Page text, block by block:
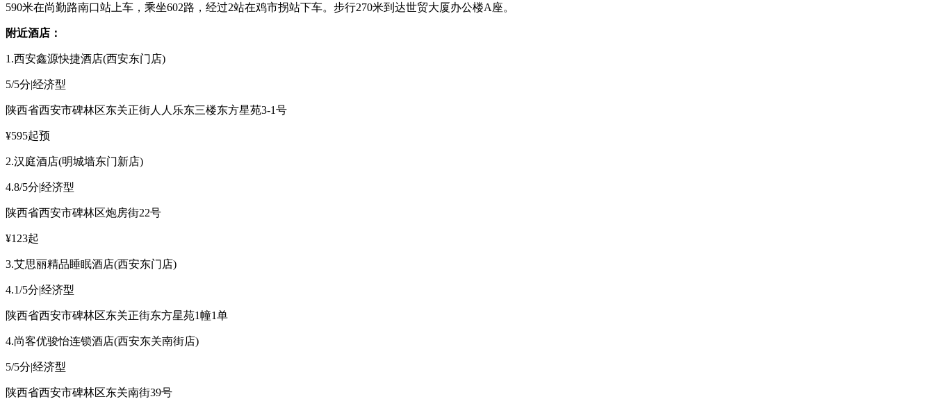
590米在尚勤路南口站上车，乘坐602路，经过2站在鸡市拐站下车。步行270米到达世贸大厦办公楼A座。
附近酒店：
1.西安鑫源快捷酒店(西安东门店)
5/5分|经济型
陕西省西安市碑林区东关正街人人乐东三楼东方星苑3-1号
¥595起预
2.汉庭酒店(明城墙东门新店)
4.8/5分|经济型
陕西省西安市碑林区炮房街22号
¥123起
3.艾思丽精品睡眠酒店(西安东门店)
4.1/5分|经济型
陕西省西安市碑林区东关正街东方星苑1幢1单
4.尚客优骏怡连锁酒店(西安东关南街店)
5/5分|经济型
陕西省西安市碑林区东关南街39号